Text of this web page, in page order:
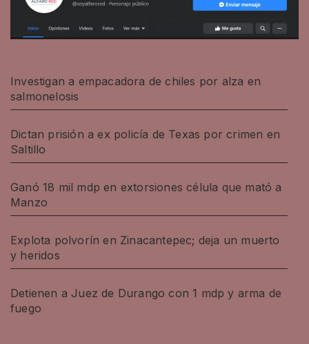
Investigan a empacadora de chiles por alza en
salmonelosis
Dictan prisión a ex policía de Texas por crimen en
Saltillo
Ganó 18 mil mdp en extorsiones célula que mató a
Manzo
Explota polvorín en Zinacantepec; deja un muerto
y heridos
Detienen a Juez de Durango con 1 mdp y arma de
fuego